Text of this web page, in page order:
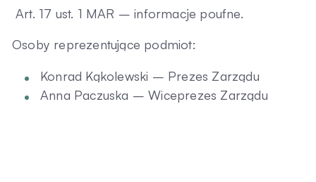
Art. 17 ust. 1 MAR – informacje poufne.
Osoby reprezentujące podmiot:
Konrad Kąkolewski – Prezes Zarządu
Anna Paczuska – Wiceprezes Zarządu